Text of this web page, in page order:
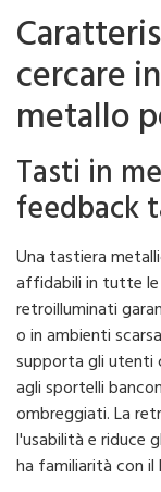
cercare
metallo
Tasti in
feedback
Una tastiera
affidabili in tutte le
retroilluminati
o in ambienti
supporta gli utenti
agli sportelli
ombreggiati. La
l'usabilità e riduce
ha familiarità con